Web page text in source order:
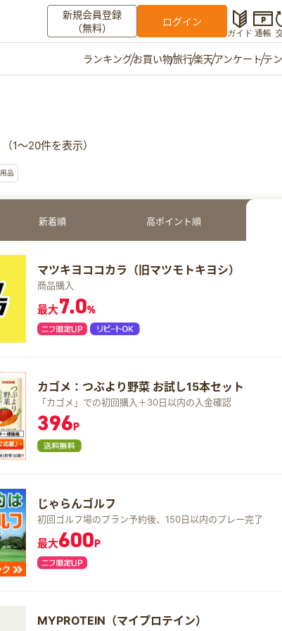
新規会員登録
（無料）
ログイン
ガイド 通帳
せ
初心者ガイド
よくある質問
ご意見箱
ランキングお買い物旅行楽天アンケートテ
1～20件を表示）
品
新着順 高ポイント順
マツキヨココカラ（旧マツモトキヨシ）
商品購入
最大7.0%
カゴメ：つぶより野菜 お試し15本セット
「カゴメ」での初回購入＋30日以内の入金確認
396P
じゃらんゴルフ
初回ゴルフ場のプラン予約後、150日以内のプレー完了
最大600P
MYPROTEIN（マイプロテイン）